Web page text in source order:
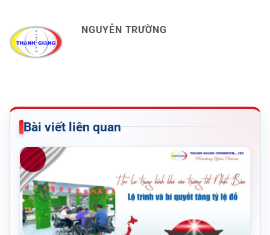
NGUYỄN TRƯỜNG
Bài viết liên quan